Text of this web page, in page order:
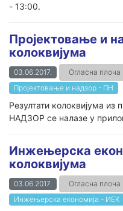
- 13:00.
Пројектовање и
колоквијума
03.06.2017. Огласна плоча
Пројектовање и надзор - ПН
Резултати колоквијума
НАДЗОР се налазе у
Инжењерска
колоквијума
03.06.2017. Огласна плоча
Инжењерска економија - ИЕК